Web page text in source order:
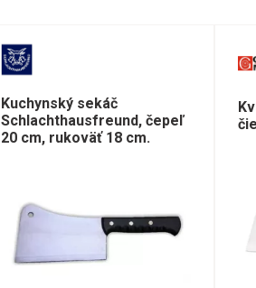
Kuchynský sekáč
Schlachthausfreund, čepeľ
20 cm, rukoväť 18 cm.